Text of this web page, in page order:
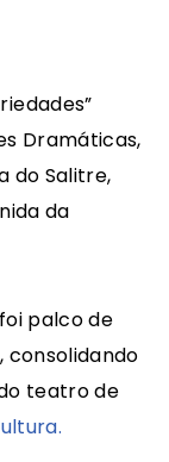
Dramáticas,
do Salitre,
da
palco de
consolidando
teatro de